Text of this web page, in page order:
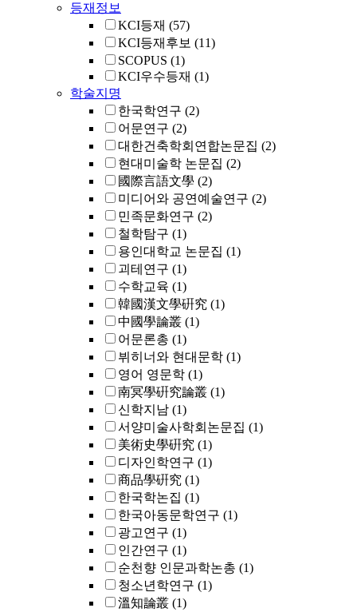
등재정보
KCI등재 (57)
KCI등재후보 (11)
SCOPUS (1)
KCI우수등재 (1)
학술지명
한국학연구 (2)
어문연구 (2)
대한건축학회연합논문집 (2)
현대미술학 논문집 (2)
國際言語文學 (2)
미디어와 공연예술연구 (2)
민족문화연구 (2)
철학탐구 (1)
용인대학교 논문집 (1)
괴테연구 (1)
수학교육 (1)
韓國漢文學硏究 (1)
中國學論叢 (1)
어문론총 (1)
뷔히너와 현대문학 (1)
영어 영문학 (1)
南冥學硏究論叢 (1)
신학지남 (1)
서양미술사학회논문집 (1)
美術史學硏究 (1)
디자인학연구 (1)
商品學硏究 (1)
한국학논집 (1)
한국아동문학연구 (1)
광고연구 (1)
인간연구 (1)
순천향 인문과학논총 (1)
청소년학연구 (1)
溫知論叢 (1)